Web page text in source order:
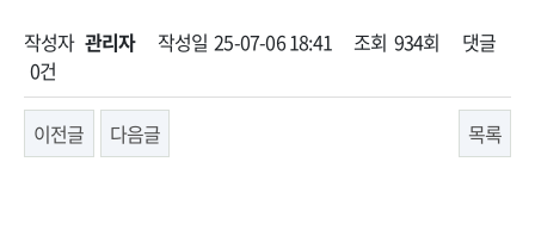
페이지 정보
작성자 관리자 작성일 25-07-06 18:41 조회 934회
댓글
0건
이전글 다음글 목록